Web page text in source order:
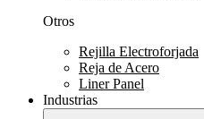
Otros
Rejilla Electroforjada
Reja de Acero
Liner Panel
Industrias